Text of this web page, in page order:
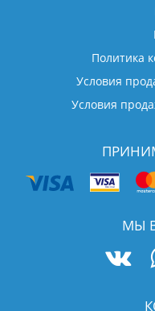
Политика
Условия
Условия
МЫ